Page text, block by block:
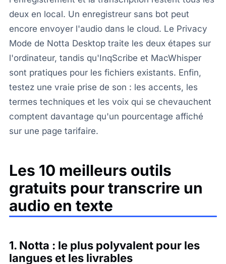
deux en local. Un enregistreur sans bot peut
encore envoyer l'audio dans le cloud. Le Privacy
Mode de Notta Desktop traite les deux étapes sur
l'ordinateur, tandis qu'InqScribe et MacWhisper
sont pratiques pour les fichiers existants. Enfin,
testez une vraie prise de son : les accents, les
termes techniques et les voix qui se chevauchent
comptent davantage qu'un pourcentage affiché
sur une page tarifaire.
Les 10 meilleurs outils
gratuits pour transcrire un
audio en texte
1. Notta : le plus polyvalent pour les
langues et les livrables